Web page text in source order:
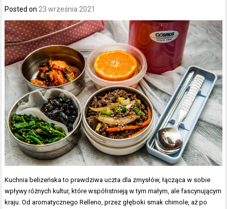
Posted on23 września 2021
Kuchnia belizeńska to prawdziwa uczta dla zmysłów, łącząca w sobie
wpływy różnych kultur, które współistnieją w tym małym, ale fascynującym
kraju. Od aromatycznego Relleno, przez głęboki smak chimole, aż po